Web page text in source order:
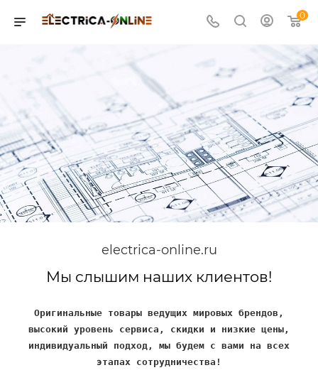
0
electrica-online.ru
Мы слышим наших клиентов!
Оригинальные товары ведущих мировых брендов,
высокий уровень сервиса, скидки и низкие цены,
индивидуальный подход, мы будем с вами на всех
этапах сотрудничества!